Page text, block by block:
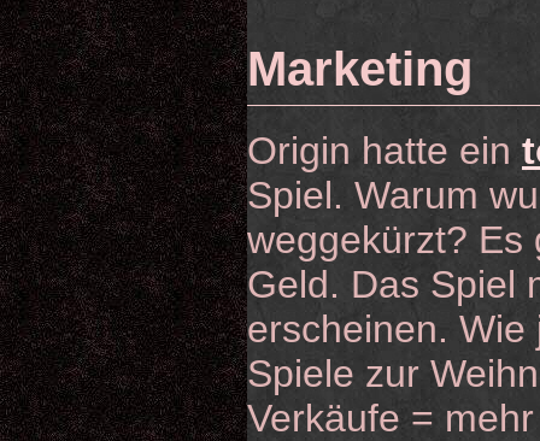
Marketing
Origin hatte ein
Spiel. Warum
weggekürzt? Es
Geld. Das Spiel
erscheinen.
Spiele zur
Verkäufe =